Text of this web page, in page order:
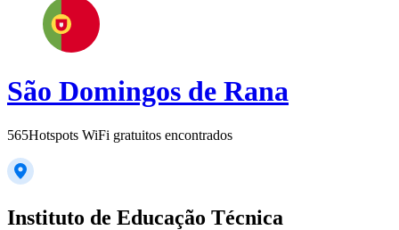
São Domingos de Rana
565Hotspots WiFi gratuitos encontrados
Instituto de Educação Técnica